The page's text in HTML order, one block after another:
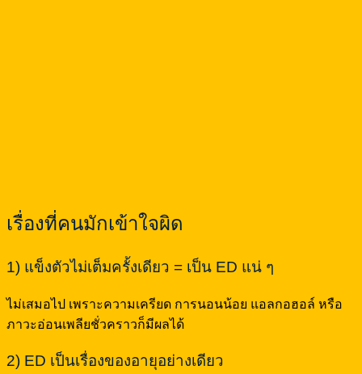
เรื่องที่คนมักเข้าใจผิด
1) แข็งตัวไม่เต็มครั้งเดียว = เป็น ED แน่ ๆ
ไม่เสมอไป เพราะความเครียด การนอนน้อย แอลกอฮอล์ หรือ
ภาวะอ่อนเพลียชั่วคราวก็มีผลได้
2) ED เป็นเรื่องของอายุอย่างเดียว